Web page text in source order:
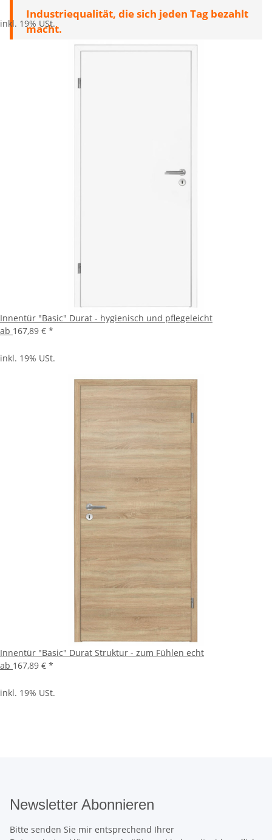
Industriequalität, die sich jeden Tag bezahlt
macht.
inkl. 19% USt.
Innentür "Basic" Durat - hygienisch und pflegeleicht
ab 167,89 € *
inkl. 19% USt.
Innentür "Basic" Durat Struktur - zum Fühlen echt
ab 167,89 € *
inkl. 19% USt.
Newsletter Abonnieren
Bitte senden Sie mir entsprechend Ihrer